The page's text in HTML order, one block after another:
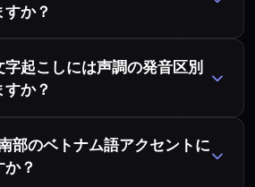
か？
起こしには声調の発音区別
か？
部のベトナム語アクセントに
？